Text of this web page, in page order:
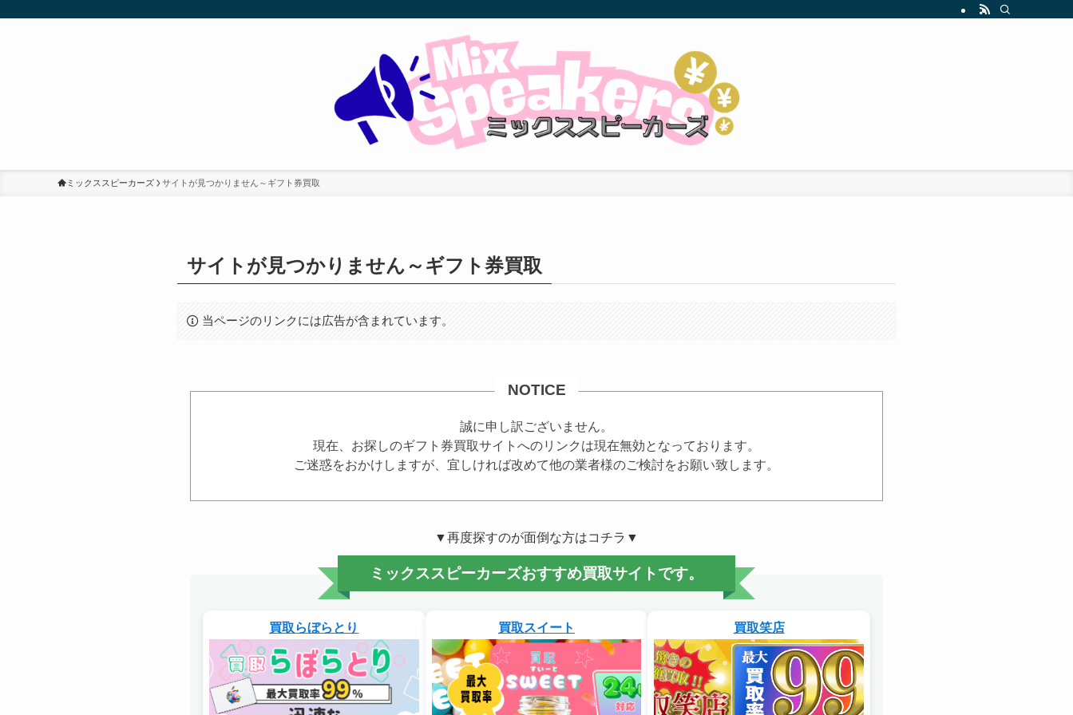
ミックススピーカーズ サイトが見つかりません～ギフト券買取
サイトが見つかりません～ギフト券買取
当ページのリンクには広告が含まれています。
NOTICE
誠に申し訳ございません。
現在、お探しのギフト券買取サイトへのリンクは現在無効となっております。
ご迷惑をおかけしますが、宜しければ改めて他の業者様のご検討をお願い致します。
▼再度探すのが面倒な方はコチラ▼
ミックススピーカーズおすすめ買取サイトです。
買取らぼらとり 買取スイート 買取笑店